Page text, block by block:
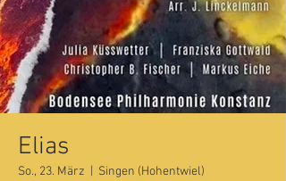
Elias
So., 23. März Singen (Hohentwiel)